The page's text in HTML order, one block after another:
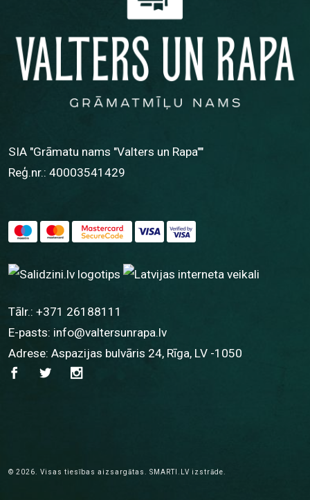
SIA "Grāmatu nams "Valters un Rapa""
Reģ.nr.: 40003541429
Tālr.: +371 26188111
E-pasts: info@valtersunrapa.lv
Adrese: Aspazijas bulvāris 24, Rīga, LV -1050
© 2026. Visas tiesības aizsargātas. SMARTI.LV izstrāde.